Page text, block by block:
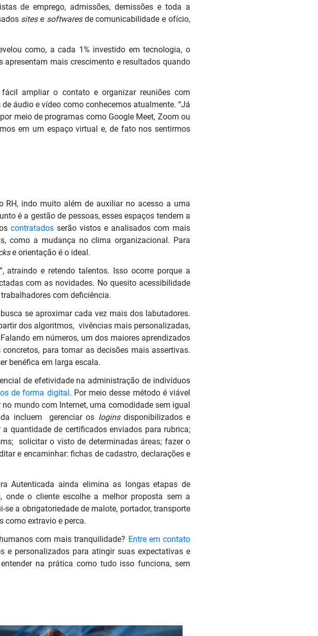
de emprego, admissões, demissões e toda a
sitese softwares de comunicabilidade e ofício,
como, a cada 1% investido em tecnologia, o
apresentam mais crescimento e resultados quando
ampliar o contato e organizar reuniões com
áudio e vídeo como conhecemos atualmente. “Já
meio de programas como Google Meet, Zoom ou
em um espaço virtual e, de fato nos sentirmos
RH, indo muito além de auxiliar no acesso a uma
é a gestão de pessoas, esses espaços tendem a
contratados serão vistos e analisados com mais
como a mudança no clima organizacional. Para
e orientação é o ideal.
atraindo e retendo talentos. Isso ocorre porque a
com as novidades. No quesito acessibilidade
com deficiência.
se aproximar cada vez mais dos labutadores.
dos algoritmos, vivências mais personalizadas,
em números, um dos maiores aprendizados
concretos, para tomar as decisões mais assertivas.
benéfica em larga escala.
de efetividade na administração de indivíduos
de forma digital. Por meio desse método é viável
mundo com Internet, uma comodidade sem igual
incluem gerenciar os logins disponibilizados e
quantidade de certificados enviados para rubrica;
solicitar o visto de determinadas áreas; fazer o
e encaminhar: fichas de cadastro, declarações e
Autenticada ainda elimina as longas etapas de
onde o cliente escolhe a melhor proposta sem a
se a obrigatoriedade de malote, portador, transporte
como extravio e perca.
com mais tranquilidade? Entre em contato
e personalizados para atingir suas expectativas e
na prática como tudo isso funciona, sem